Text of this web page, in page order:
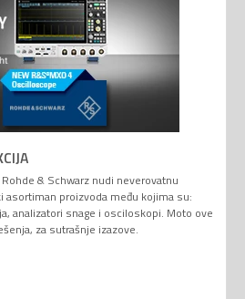
& Schwarz nudi neverovatnu
asortiman proizvoda među kojima su:
analizatori snage i osciloskopi. Moto ove
za sutrašnje izazove.